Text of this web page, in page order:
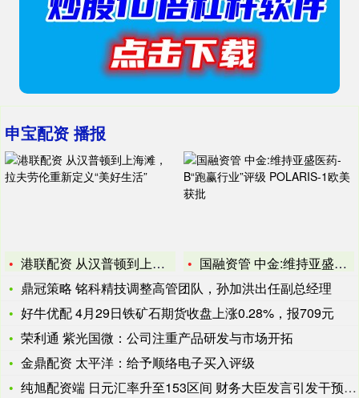
申宝配资 播报
港联配资 从汉普顿到上海滩，拉夫劳伦重新定义“美好生活”
国融资管 中金:维持亚盛医药-B“跑赢行业”评级 POLAR
鼎冠策略 铭科精技调整高管团队，孙加洪出任副总经理
好牛优配 4月29日铁矿石期货收盘上涨0.28%，报709元
荣利通 紫光国微：公司注重产品研发与市场开拓
金鼎配资 太平洋：给予顺络电子买入评级
纯旭配资端 日元汇率升至153区间 财务大臣发言引发干预担忧